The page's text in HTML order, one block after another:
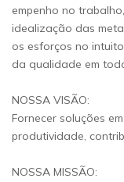
empenho no
idealização das
os esforços no
da qualidade em
NOSSA VISÃO:
Fornecer soluções
produtividade,
NOSSA MISSÃO: